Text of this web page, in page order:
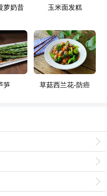
萝奶昔 玉米面发糕
笋 草菇西兰花-防癌